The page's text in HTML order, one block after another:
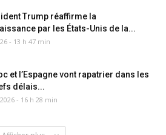
Trump réaffirme la
par les États-Unis de la...
- 13 h 47 min
et l’Espagne vont rapatrier dans les
délais...
- 16 h 28 min